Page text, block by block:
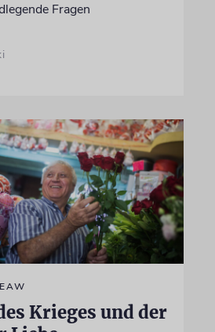
Fragen
Krieges und der